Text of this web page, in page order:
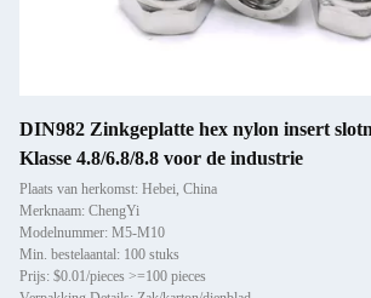
DIN982 Zinkgeplatte hex nylon insert
Klasse 4.8/6.8/8.8 voor de industrie
Plaats van herkomst: Hebei, China
Merknaam: ChengYi
Modelnummer: M5-M10
Min. bestelaantal: 100 stuks
Prijs: $0.01/pieces >=100 pieces